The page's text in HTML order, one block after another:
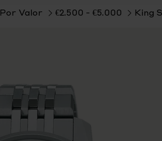
Por Valor €2.500 - €5.000 King